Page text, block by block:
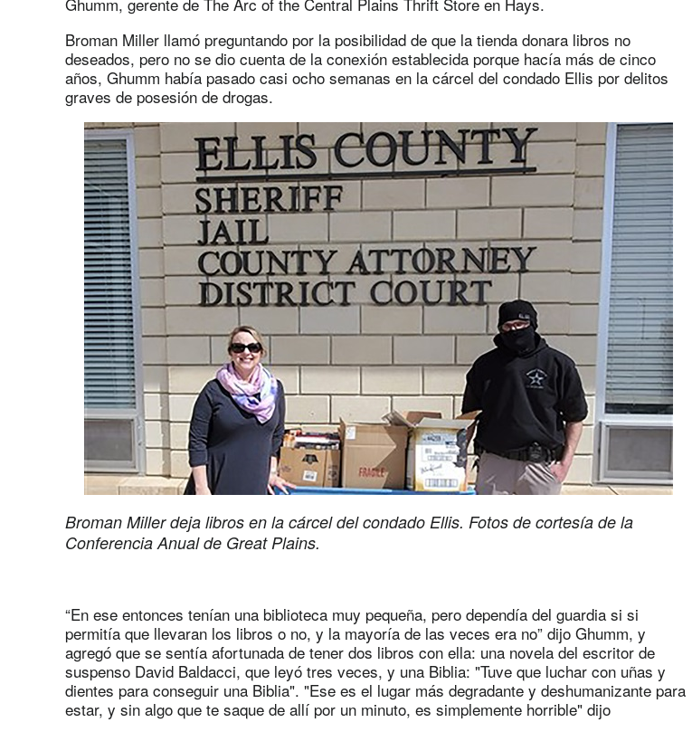
Broman Miller llamó preguntando por la posibilidad de que la tienda donara libros no
deseados, pero no se dio cuenta de la conexión establecida porque hacía más de cinco
años, Ghumm había pasado casi ocho semanas en la cárcel del condado Ellis por delitos
graves de posesión de drogas.
Broman Miller deja libros en la cárcel del condado Ellis. Fotos de cortesía de la
Conferencia Anual de Great Plains.
“En ese entonces tenían una biblioteca muy pequeña, pero dependía del guardia si si
permitía que llevaran los libros o no, y la mayoría de las veces era no” dijo Ghumm, y
agregó que se sentía afortunada de tener dos libros con ella: una novela del escritor de
suspenso David Baldacci, que leyó tres veces, y una Biblia: "Tuve que luchar con uñas y
dientes para conseguir una Biblia". "Ese es el lugar más degradante y deshumanizante para
estar, y sin algo que te saque de allí por un minuto, es simplemente horrible" dijo